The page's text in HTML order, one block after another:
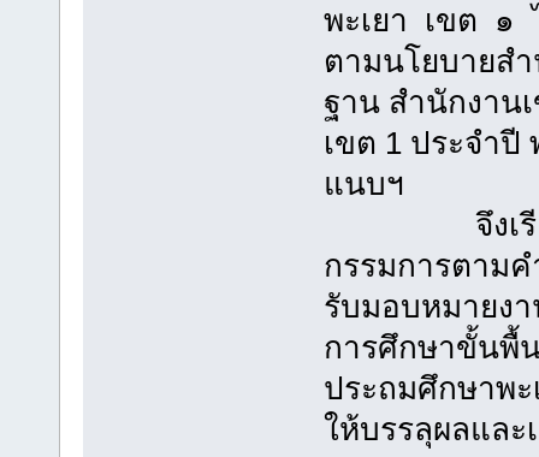
พะเยา เขต ๑
ตามนโยบายส
ฐาน สำนักงาน
เขต 1 ประจำปี
แนบฯ
จึงเรียนม
กรรมการตาม
รับมอบหมายง
การศึกษาขั้นพื้
ประถมศึกษาพะ
ให้บรรลุผลแล